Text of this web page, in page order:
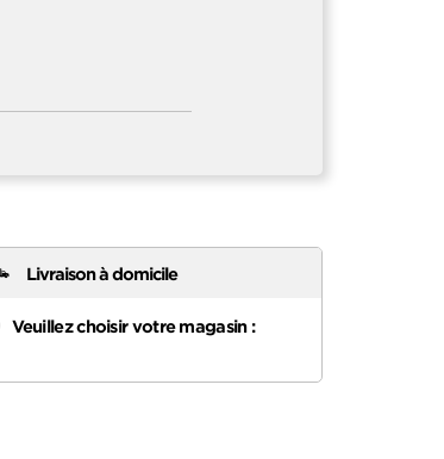
Livraison à domicile
Veuillez choisir votre magasin :